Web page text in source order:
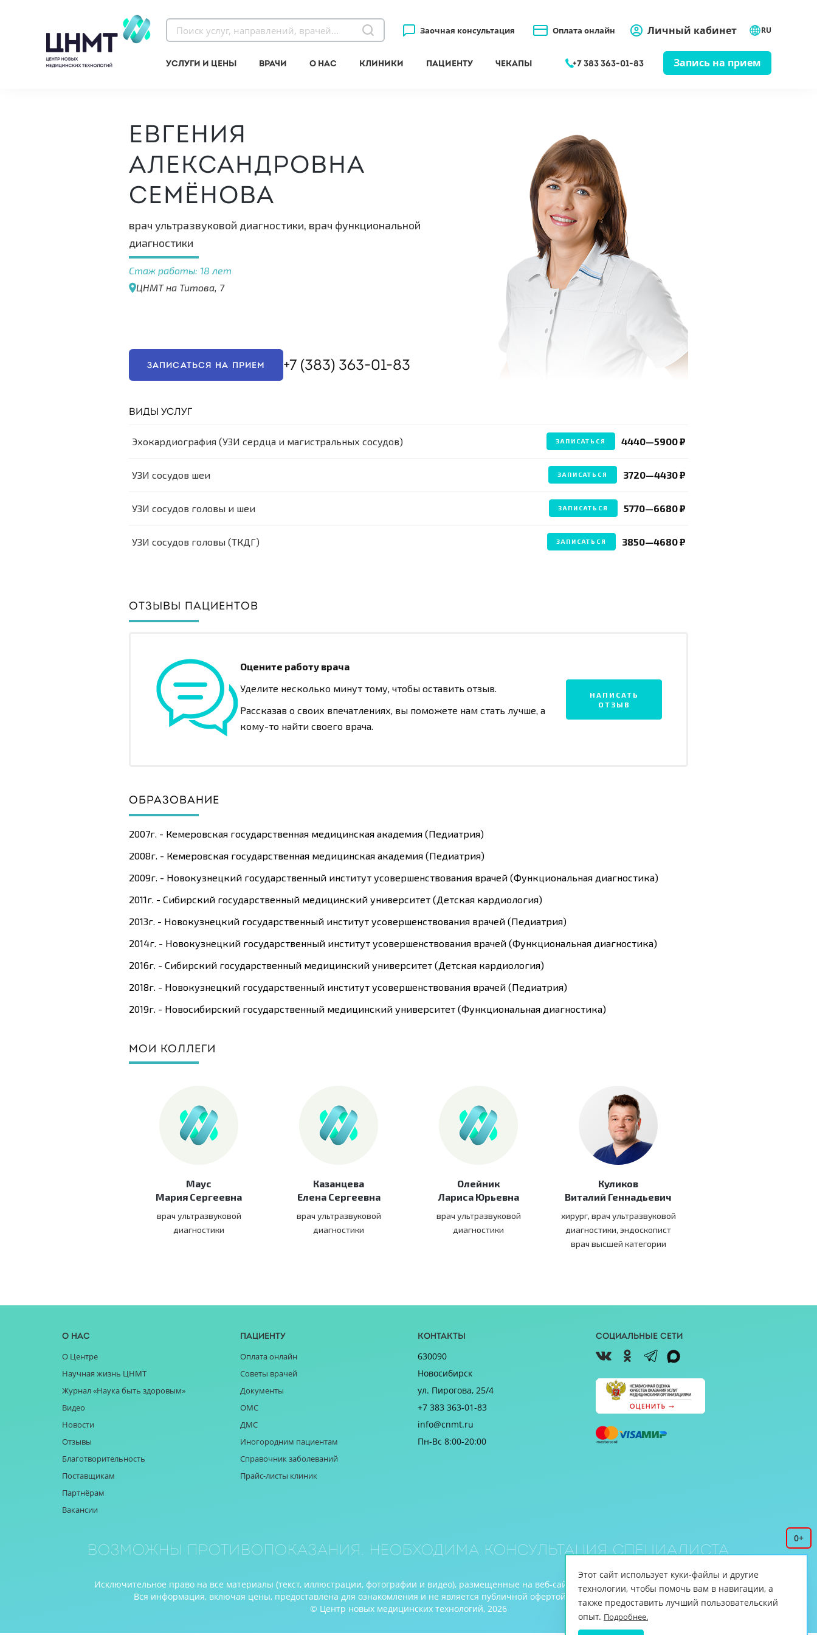
Заочная консультация Оплата онлайн Личный кабинет RU
Услуги и цены Врачи О нас Клиники Пациенту Чекапы +7 383 363-01-83 Запись на прием
Евгения
Александровна
Семёнова
врач ультразвуковой диагностики, врач функциональной
диагностики
Стаж работы: 18 лет
ЦНМТ на Титова, 7
ЗАПИСАТЬСЯ НА ПРИЕМ +7 (383) 363-01-83
ВИДЫ УСЛУГ
Эхокардиография (УЗИ сердца и магистральных сосудов) 4440—5900 ₽
ЗАПИСАТЬСЯ
УЗИ сосудов шеи 3720—4430 ₽
ЗАПИСАТЬСЯ
УЗИ сосудов головы и шеи 5770—6680 ₽
ЗАПИСАТЬСЯ
УЗИ сосудов головы (ТКДГ) 3850—4680 ₽
ЗАПИСАТЬСЯ
ОТЗЫВЫ ПАЦИЕНТОВ
Оцените работу врача
Уделите несколько минут тому, чтобы оставить отзыв.
Рассказав о своих впечатлениях, вы поможете нам стать лучше, а
кому-то найти своего врача.
НАПИСАТЬ
ОТЗЫВ
ОБРАЗОВАНИЕ
2007г. - Кемеровская государственная медицинская академия (Педиатрия)
2008г. - Кемеровская государственная медицинская академия (Педиатрия)
2009г. - Новокузнецкий государственный институт усовершенствования врачей (Функциональная диагностика)
2011г. - Сибирский государственный медицинский университет (Детская кардиология)
2013г. - Новокузнецкий государственный институт усовершенствования врачей (Педиатрия)
2014г. - Новокузнецкий государственный институт усовершенствования врачей (Функциональная диагностика)
2016г. - Сибирский государственный медицинский университет (Детская кардиология)
2018г. - Новокузнецкий государственный институт усовершенствования врачей (Педиатрия)
2019г. - Новосибирский государственный медицинский университет (Функциональная диагностика)
МОИ КОЛЛЕГИ
Маус
Мария Сергеевна
врач ультразвуковой
диагностики
Казанцева
Елена Сергеевна
врач ультразвуковой
диагностики
Олейник
Лариса Юрьевна
врач ультразвуковой
диагностики
Куликов
Виталий Геннадьевич
хирург, врач ультразвуковой
диагностики, эндоскопист
врач высшей категории
О нас
О Центре
Научная жизнь ЦНМТ
Журнал «Наука быть здоровым»
Видео
Новости
Отзывы
Благотворительность
Поставщикам
Партнёрам
Вакансии
Пациенту
Оплата онлайн
Советы врачей
Документы
ОМС
ДМС
Иногородним пациентам
Справочник заболеваний
Прайс-листы клиник
Контакты
630090
Новосибирск
ул. Пирогова, 25/4
+7 383 363-01-83
info@cnmt.ru
Пн-Вс 8:00-20:00
Социальные сети
0+
Возможны противопоказания. Необходима консультация специалиста
Исключительное право на все материалы (текст, иллюстрации, фотографии и видео), размещенные на веб-сайте www.cnmt.ru, принадлежит ЦНМТ.
Вся информация, включая цены, предоставлена для ознакомления и не является публичной офертой (ст.435 ГК РФ, cт. 437 ГК РФ).
© Центр новых медицинских технологий, 2026
Этот сайт использует куки-файлы и другие
технологии, чтобы помочь вам в навигации, а
также предоставить лучший пользовательский
опыт. Подробнее.